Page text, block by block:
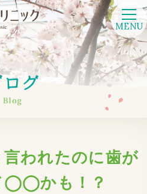
MENU
われたのに歯が
◯◯かも！？